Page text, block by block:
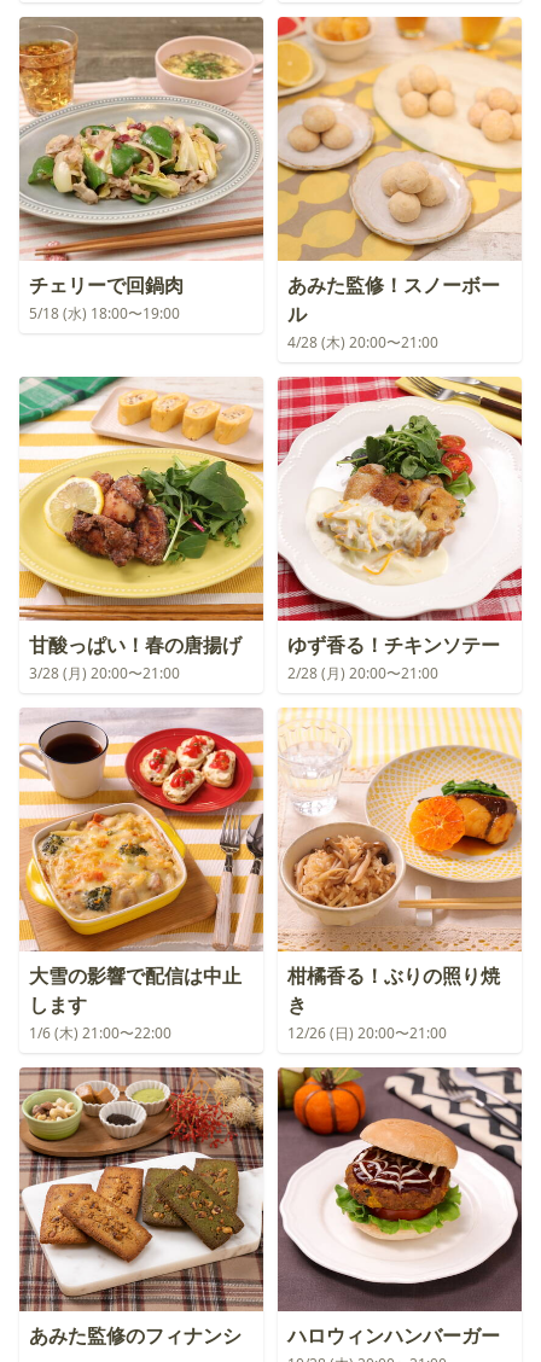
チェリーで回鍋肉
5/18 (水) 18:00〜19:00
あみた監修！スノーボー
ル
4/28 (木) 20:00〜21:00
甘酸っぱい！春の唐揚げ
3/28 (月) 20:00〜21:00
ゆず香る！チキンソテー
2/28 (月) 20:00〜21:00
大雪の影響で配信は中止
します
1/6 (木) 21:00〜22:00
柑橘香る！ぶりの照り焼
き
12/26 (日) 20:00〜21:00
あみた監修のフィナンシ
ハロウィンハンバーガー